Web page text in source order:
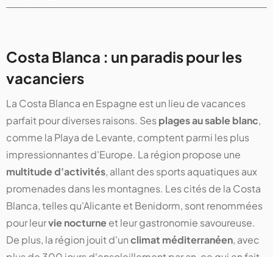
Costa Blanca : un paradis pour les
vacanciers
La Costa Blanca en Espagne est un lieu de vacances
parfait pour diverses raisons. Sesplages au sable blanc,
comme la Playa de Levante, comptent parmi les plus
impressionnantes d'Europe. La région propose une
multitude d'activités, allant des sports aquatiques aux
promenades dans les montagnes. Les cités de la Costa
Blanca, telles qu'Alicante et Benidorm, sont renommées
pour leurvie nocturneet leur gastronomie savoureuse.
De plus, la région jouit d'unclimat méditerranéen, avec